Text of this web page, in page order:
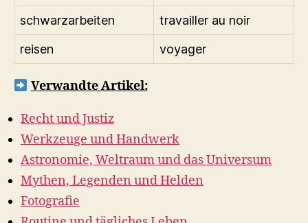
schwarzarbeiten
travailler au noir
reisen
voyager
Verwandte Artikel:
Recht und Justiz
Werkzeuge und Handwerk
Astronomie, Weltraum und das Universum
Mythen, Legenden und Helden
Fotografie